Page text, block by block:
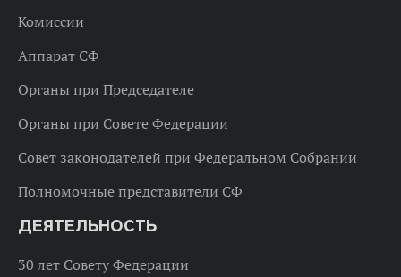
Комиссии
Аппарат СФ
Органы при Председателе
Органы при Совете Федерации
Совет законодателей при Федеральном Собрании
Полномочные представители СФ
ДЕЯТЕЛЬНОСТЬ
30 лет Совету Федерации